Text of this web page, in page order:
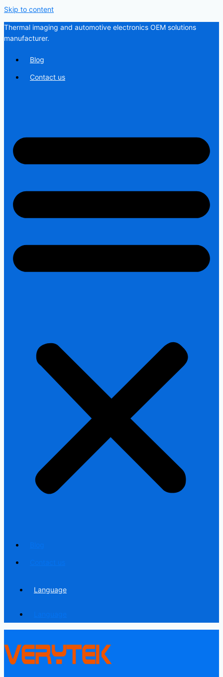
Skip to content
Thermal imaging and automotive electronics OEM solutions
manufacturer.
Blog
Contact us
Language